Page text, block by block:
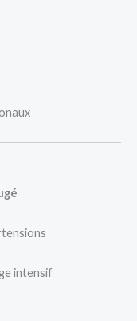
intensif